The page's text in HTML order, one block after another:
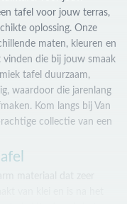
tafel voor jouw terras,
oplossing. Onze
maten, kleuren en
die bij jouw smaak
tafel duurzaam,
waardoor die jarenlang
Kom langs bij Van
collectie van een